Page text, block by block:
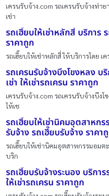
เครนรับจ้าง.com รถเครนรับจ้างท่า
เช่า
รถเฮี๊ยบให้เช่าหลักสี่ บริการ
ราคาถูก
รถเฮี๊ยบให้เช่าหลักสี่ ให้บริการโดย เ
รถเครนรับจ้างบึงโขงหลง บ
เช่า ให้เช่ารถเครน ราคาถูก
เครนรับจ้าง.com รถเครนรับจ้างบึงโ
ให้เช
รถเฮี๊ยบให้เช่านิคมอุตสาหก
รับจ้าง รถเฮี๊ยบรับจ้าง ราคา
รถเฮี๊ยบให้เช่านิคมอุตสาหกรรมอมต
บริก
รถเฮี๊ยบรับจ้างระนอง บริการ
ให้เช่ารถเครน ราคาถูก